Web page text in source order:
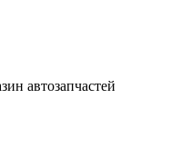
автозапчастей